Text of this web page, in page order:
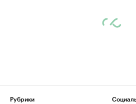
Рубрики